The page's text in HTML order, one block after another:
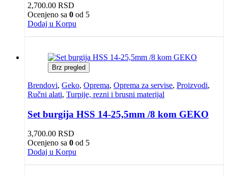
2,700.00 RSD
Ocenjeno sa 0 od 5
Dodaj u Korpu
Brz pregled
Brendovi, Geko, Oprema, Oprema za servise, Proizvodi,
Ručni alati, Turpije, rezni i brusni materijal
Set burgija HSS 14-25,5mm /8 kom GEKO
3,700.00 RSD
Ocenjeno sa 0 od 5
Dodaj u Korpu